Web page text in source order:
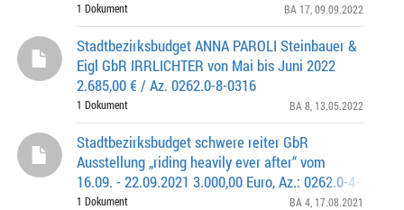
1 Dokument BA 17 , 09.09.2022
Stadtbezirksbudget ANNA PAROLI Steinbauer &
Eigl GbR IRRLICHTER von Mai bis Juni 2022
2.685,00 € / Az. 0262.0-8-0316
1 Dokument BA 8 , 13.05.2022
Stadtbezirksbudget schwere reiter GbR
Ausstellung „riding heavily ever after“ vom
16.09. - 22.09.2021 3.000,00 Euro, Az.: 0262.0-4-0352
1 Dokument BA 4 , 17.08.2021